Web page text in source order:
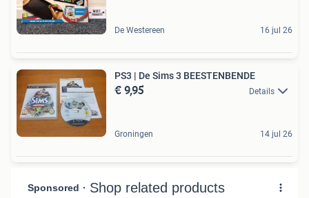
De Westereen 16 jul 26
PS3 | De Sims 3 BEESTENBENDE
€ 9,95 Details
Groningen 14 jul 26